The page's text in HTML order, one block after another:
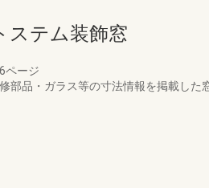
テム装飾窓
ページ
部品・ガラス等の寸法情報を掲載した